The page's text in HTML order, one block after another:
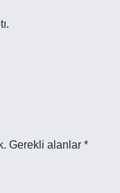
Gerekli alanlar *